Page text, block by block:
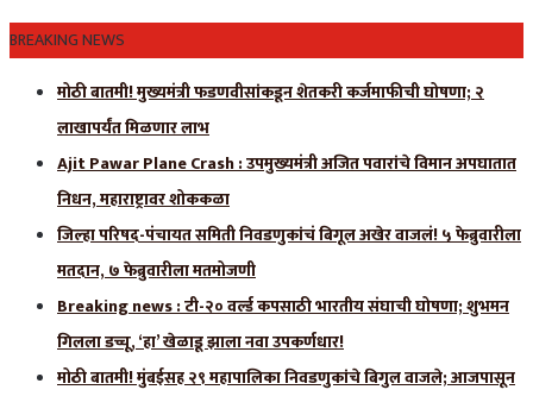
BREAKING NEWS
मोठी बातमी! मुख्यमंत्री फडणवीसांकडून शेतकरी कर्जमाफीची घोषणा; २
लाखापर्यंत मिळणार लाभ
Ajit Pawar Plane Crash : उपमुख्यमंत्री अजित पवारांचे विमान अपघातात
निधन, महाराष्ट्रावर शोककळा
जिल्हा परिषद-पंचायत समिती निवडणुकांचं बिगूल अखेर वाजलं! ५ फेब्रुवारीला
मतदान, ७ फेब्रुवारीला मतमोजणी
Breaking news : टी-२० वर्ल्ड कपसाठी भारतीय संघाची घोषणा; शुभमन
गिलला डच्चू, ‘हा’ खेळाडू झाला नवा उपकर्णधार!
मोठी बातमी! मुंबईसह २९ महापालिका निवडणुकांचे बिगुल वाजले; आजपासून